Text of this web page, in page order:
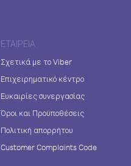
ΕΤΑΙΡΕΊΑ
Σχετικά με το Viber
Επιχειρηματικό κέντρο
Ευκαιρίες συνεργασίας
Όροι και Προϋποθέσεις
Πολιτική απορρήτου
Customer Complaints Code